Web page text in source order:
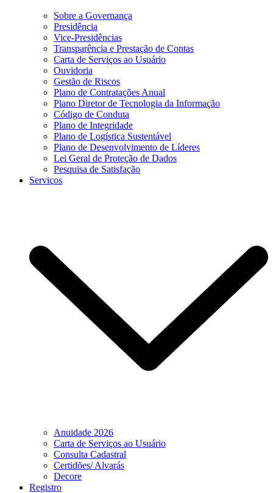
Sobre a Governança
Presidência
Vice-Presidências
Transparência e Prestação de Contas
Carta de Serviços ao Usuário
Ouvidoria
Gestão de Riscos
Plano de Contratações Anual
Plano Diretor de Tecnologia da Informação
Código de Conduta
Plano de Integridade
Plano de Logística Sustentável
Plano de Desenvolvimento de Líderes
Lei Geral de Proteção de Dados
Pesquisa de Satisfação
Serviços
Anuidade 2026
Carta de Serviços ao Usuário
Consulta Cadastral
Certidões/ Alvarás
Decore
Registro